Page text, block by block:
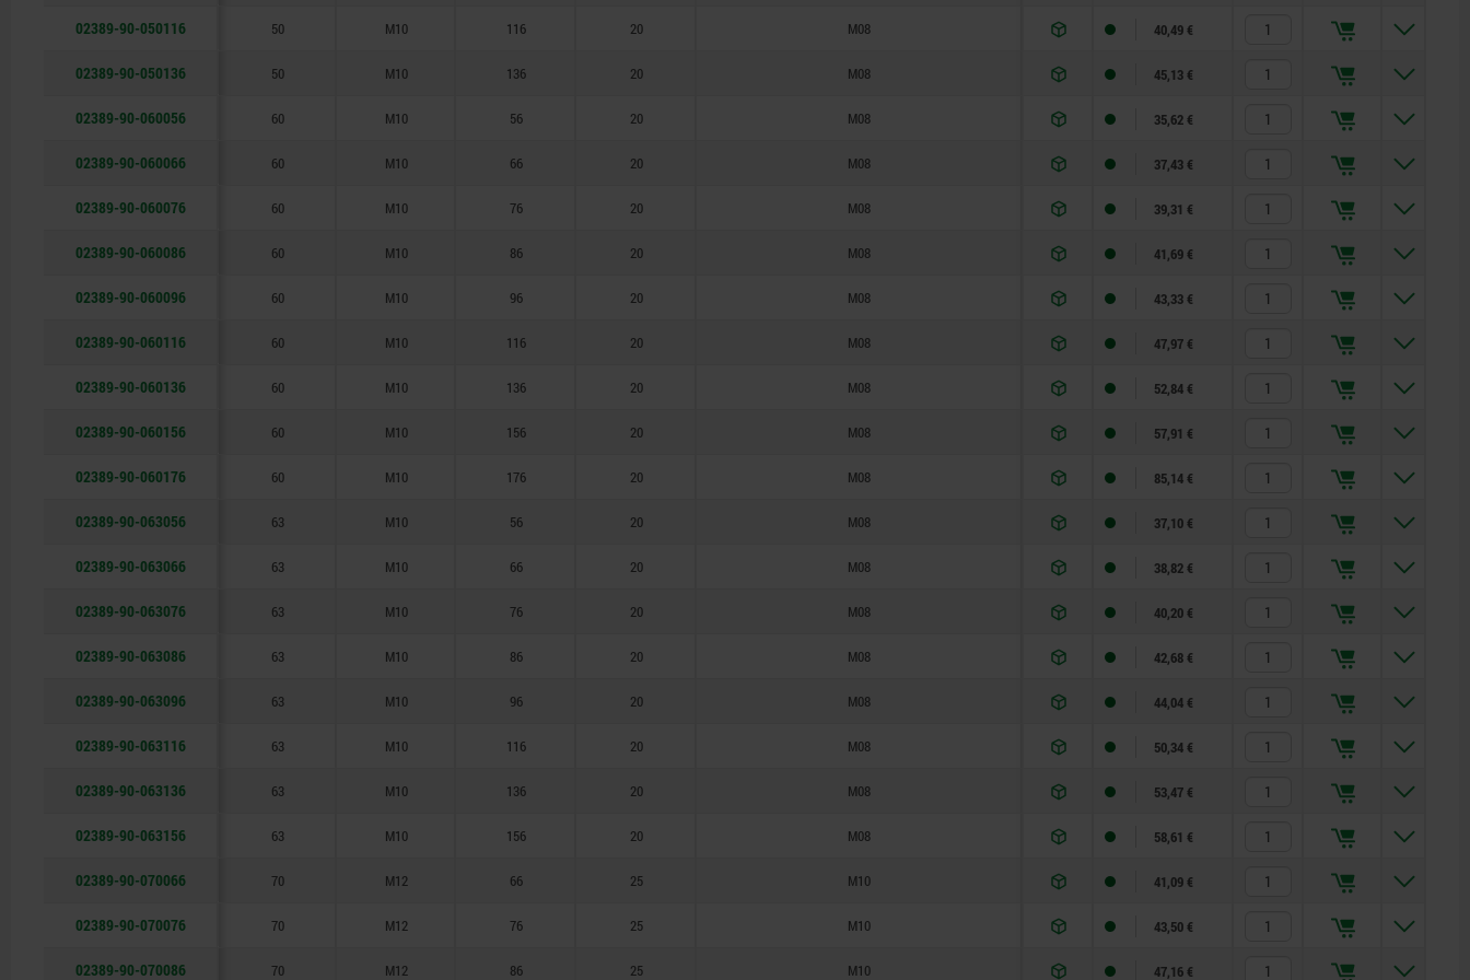
02389-90-050116 50 M10 116 20 M08 40,49 €
02389-90-050136 50 M10 136 20 M08 45,13 €
02389-90-060056 60 M10 56 20 M08 35,62 €
02389-90-060066 60 M10 66 20 M08 37,43 €
02389-90-060076 60 M10 76 20 M08 39,31 €
02389-90-060086 60 M10 86 20 M08 41,69 €
02389-90-060096 60 M10 96 20 M08 43,33 €
02389-90-060116 60 M10 116 20 M08 47,97 €
02389-90-060136 60 M10 136 20 M08 52,84 €
02389-90-060156 60 M10 156 20 M08 57,91 €
02389-90-060176 60 M10 176 20 M08 85,14 €
02389-90-063056 63 M10 56 20 M08 37,10 €
02389-90-063066 63 M10 66 20 M08 38,82 €
02389-90-063076 63 M10 76 20 M08 40,20 €
02389-90-063086 63 M10 86 20 M08 42,68 €
02389-90-063096 63 M10 96 20 M08 44,04 €
02389-90-063116 63 M10 116 20 M08 50,34 €
02389-90-063136 63 M10 136 20 M08 53,47 €
02389-90-063156 63 M10 156 20 M08 58,61 €
02389-90-070066 70 M12 66 25 M10 41,09 €
02389-90-070076 70 M12 76 25 M10 43,50 €
02389-90-070086 70 M12 86 25 M10 47,16 €